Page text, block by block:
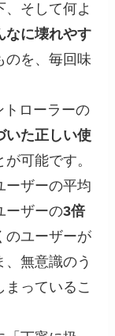
そして何よ
なに壊れやす
のを、毎回味
トローラーの
いた正しい使
可能です。
ーザーの平均
ーザーの3倍
のユーザーが
無意識のう
まっているこ